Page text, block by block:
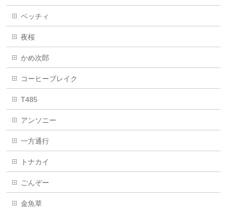
ベッチィ
夜桜
かめ次郎
コーヒーブレイク
T485
アンソニー
一方通行
トナカイ
ごんぞー
金魚草